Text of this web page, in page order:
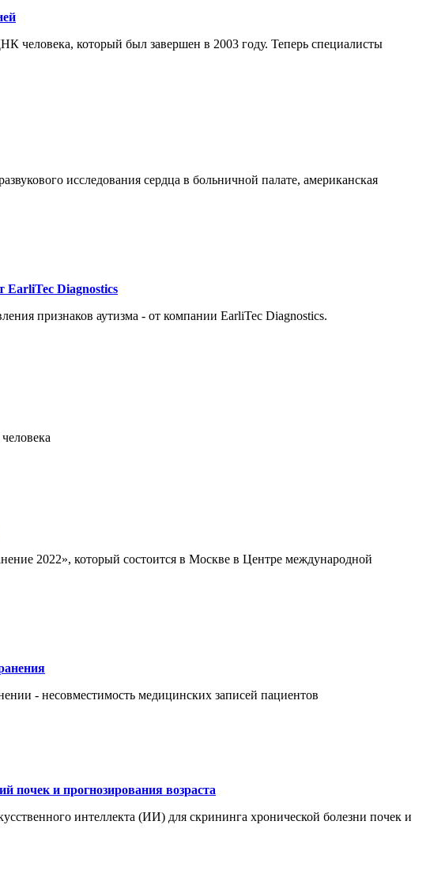
человека, который был завершен в 2003 году. Теперь специалисты
исследования сердца в больничной палате, американская
EarliTec Diagnostics
признаков аутизма - от компании EarliTec Diagnostics.
2022», который состоится в Москве в Центре международной
- несовместимость медицинских записей пациентов
почек и прогнозирования возраста
интеллекта (ИИ) для скрининга хронической болезни почек и